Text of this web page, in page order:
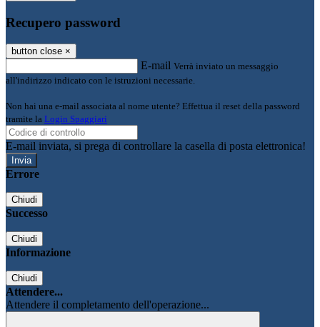
Recupero password
button close ×
E-mail Verrà inviato un messaggio
all'indirizzo indicato con le istruzioni necessarie.
Non hai una e-mail associata al nome utente? Effettua il reset della password
tramite la Login Spaggiari
E-mail inviata, si prega di controllare la casella di posta elettronica!
Errore
Chiudi
Successo
Chiudi
Informazione
Chiudi
Attendere...
Attendere il completamento dell'operazione...